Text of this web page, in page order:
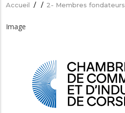
Fil
d'Ariane
Accueil / / 2- Membres fondateurs
Image